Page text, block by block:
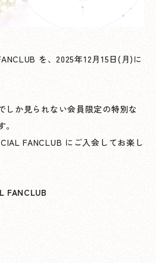
を、2025年12月15日(月)に
しか見られない会員限定の特別な
FANCLUB にご入会してお楽し
FANCLUB